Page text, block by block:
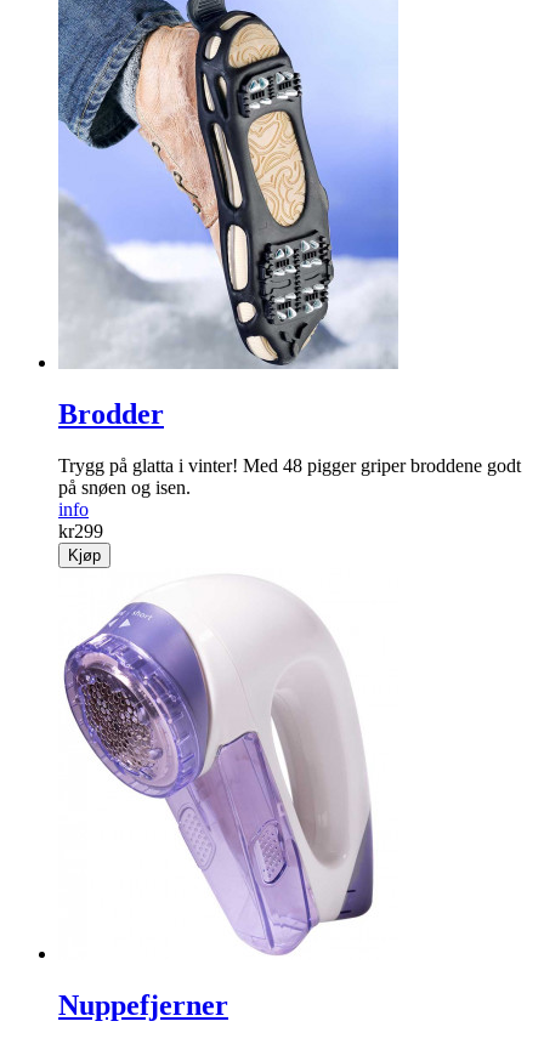
Brodder
Trygg på glatta i vinter! Med 48 pigger griper broddene godt
på snøen og isen.
info
kr299
Kjøp
Nuppefjerner